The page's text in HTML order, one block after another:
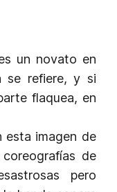
un novato en
se refiere, y si
flaquea, en
esta imagen de
de
pero